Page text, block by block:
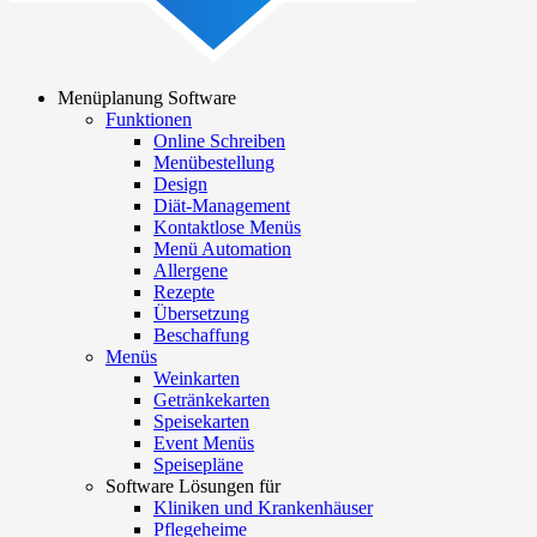
navigation
Menüplanung Software
Funktionen
Online Schreiben
Menübestellung
Design
Diät-Management
Kontaktlose Menüs
Menü Automation
Allergene
Rezepte
Übersetzung
Beschaffung
Menüs
Weinkarten
Getränkekarten
Speisekarten
Event Menüs
Speisepläne
Software Lösungen für
Kliniken und Krankenhäuser
Pflegeheime